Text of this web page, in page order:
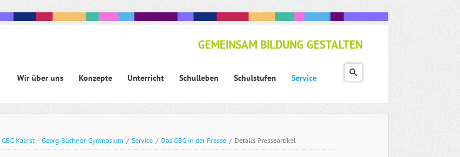
Navigation
Wir über uns Konzepte Unterricht Schulleben Schulstufen Service
GEMEINSAM BILDUNG GESTALTEN
GBG Kaarst – Georg-Büchner-Gymnasium / Service / Das GBG in der Presse / Details Presseartikel